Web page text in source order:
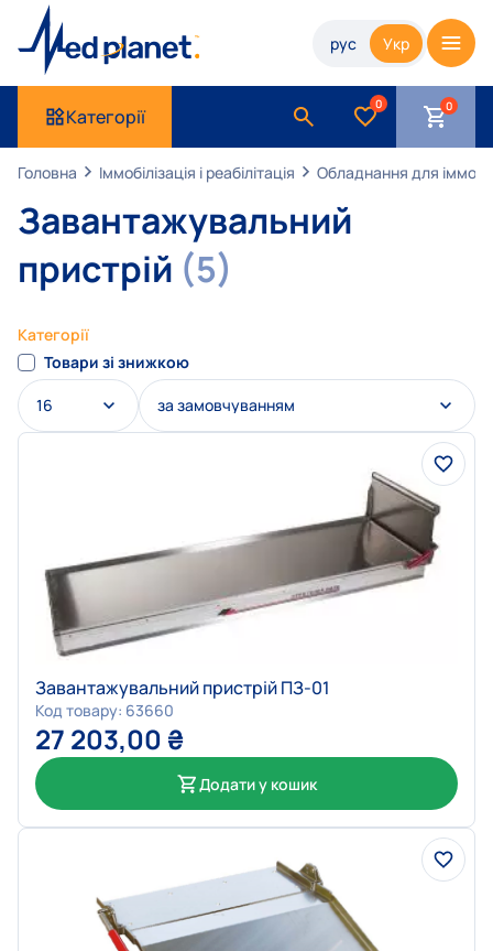
рус Укр
Категорії
0
Головна Іммобілізація і реабілітація Обладнання для
Завантажувальний
пристрій (5)
Категорії
Товари зі знижкою
16 за замовчуванням
Завантажувальний пристрій ПЗ-01
Код товару: 63660
27 203,00 ₴
Додати у кошик